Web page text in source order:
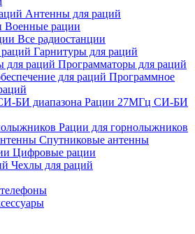
Антенны для раций
Военные рации
Все радиостанции
Гарнитуры для раций
Программаторы для раций
Программное
Рации 27МГц СИ-БИ
Рации для горнолыжников
Спутниковые антенны
Цифровые рации
Чехлы для раций